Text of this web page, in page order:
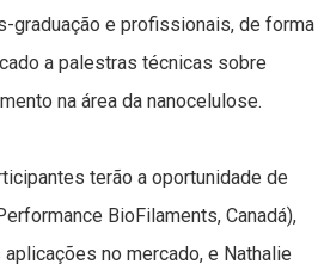
graduação e profissionais, de forma
a palestras técnicas sobre
na área da nanocelulose.
terão a oportunidade de
BioFilaments, Canadá),
no mercado, e Nathalie